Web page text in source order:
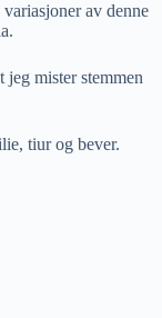
av denne
mister stemmen
tiur og bever.